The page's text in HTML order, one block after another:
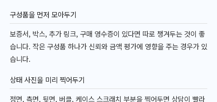
구성품을 먼저 모아두기
보증서, 박스, 추가 링크, 구매 영수증이 있다면 따로 챙겨두는 것이 좋
습니다. 작은 구성품 하나가 신뢰와 금액 평가에 영향을 주는 경우가 있
습니다.
상태 사진을 미리 찍어두기
정면, 측면, 뒷면, 버클, 케이스 스크래치 부분을 찍어두면 상담이 빨라